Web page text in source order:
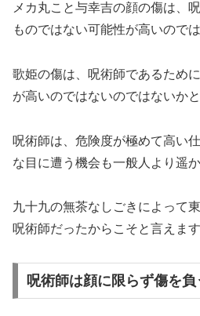
メカ丸こと与幸吉の顔の傷は、
ものではない可能性が高いので
歌姫の傷は、呪術師であるため
が高いのではないのではないかと
呪術師は、危険度が極めて高い
な目に遭う機会も一般人より遥
九十九の無茶なしごきによって
呪術師だったからこそと言えます
呪術師は顔に限らず傷を